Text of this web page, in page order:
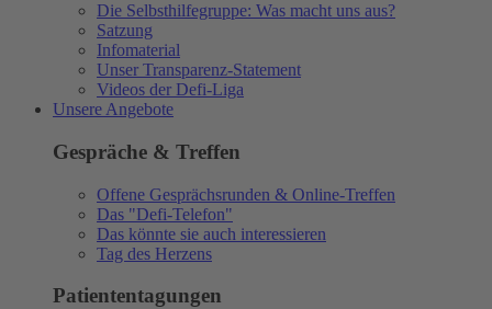
Die Selbsthilfegruppe: Was macht uns aus?
Satzung
Infomaterial
Unser Transparenz-Statement
Videos der Defi-Liga
Unsere Angebote
Gespräche & Treffen
Offene Gesprächsrunden & Online-Treffen
Das "Defi-Telefon"
Das könnte sie auch interessieren
Tag des Herzens
Patiententagungen